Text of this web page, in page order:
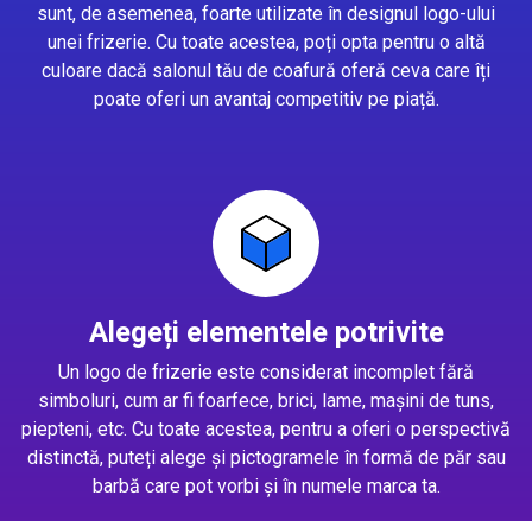
sunt, de asemenea, foarte utilizate în designul logo-ului
unei frizerie. Cu toate acestea, poți opta pentru o altă
culoare dacă salonul tău de coafură oferă ceva care îți
poate oferi un avantaj competitiv pe piață.
Alegeți elementele potrivite
Un logo de frizerie este considerat incomplet fără
simboluri, cum ar fi foarfece, brici, lame, mașini de tuns,
piepteni, etc. Cu toate acestea, pentru a oferi o perspectivă
distinctă, puteți alege și pictogramele în formă de păr sau
barbă care pot vorbi și în numele marca ta.